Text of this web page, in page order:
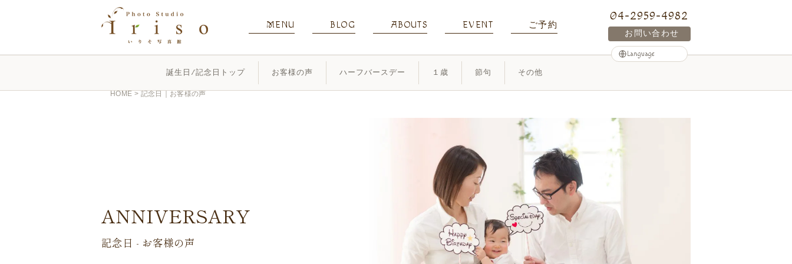
MENU BLOG ABOUTS EVENT ご予約
04-2959-4982
お問い合わせ
誕生日/記念日トップ お客様の声 ハーフバースデー １歳 節句 その他
HOME > 記念日｜お客様の声
ANNIVERSARY
記念日 - お客様の声